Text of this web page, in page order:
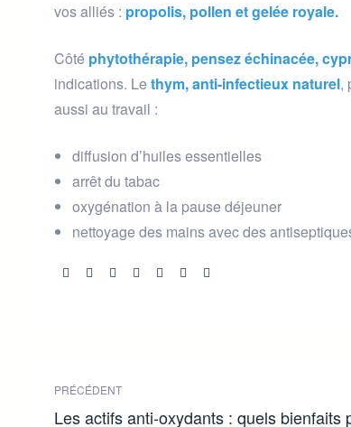
vos alliés : propolis, pollen et gelée royale.
Côté phytothérapie, pensez échinacée,
indications. Le thym, anti-infectieux naturel,
aussi au travail :
diffusion d’huiles essentielles
arrêt du tabac
oxygénation à la pause déjeuner
nettoyage des mains avec des
Share:
PRÉCÉDENT
Les actifs anti-oxydants : quels bienfaits